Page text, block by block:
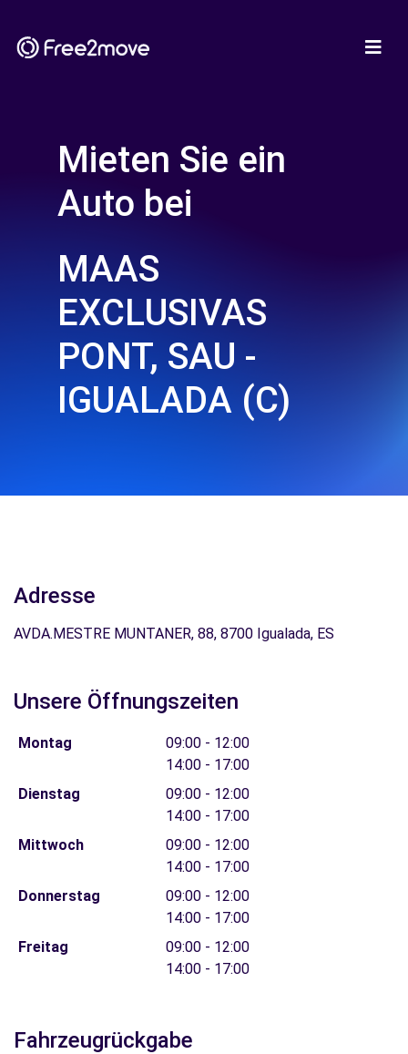
Mieten Sie ein
Auto bei
MAAS
EXCLUSIVAS
PONT, SAU -
IGUALADA (C)
Adresse
AVDA.MESTRE MUNTANER, 88, 8700 Igualada, ES
Unsere Öffnungszeiten
Montag
09:00 - 12:00
14:00 - 17:00
Dienstag
09:00 - 12:00
14:00 - 17:00
Mittwoch
09:00 - 12:00
14:00 - 17:00
Donnerstag
09:00 - 12:00
14:00 - 17:00
Freitag
09:00 - 12:00
14:00 - 17:00
Fahrzeugrückgabe